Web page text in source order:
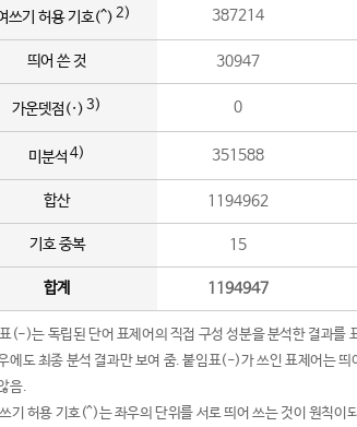
쓰기 허용 기호(^) 2) 387214
띄어 쓴 것 30947
가운뎃점(·) 3) 0
미분석 4) 351588
합산 1194962
기호 중복 15
합계 1194947
(-)는 독립된 단어 표제어의 직접 구성 성분을 분석한 결과를
에도 최종 분석 결과만 보여 줌. 붙임표(-)가 쓰인 표제어는
음.
기 허용 기호(^)는 좌우의 단위를 서로 띄어 쓰는 것이 원칙이